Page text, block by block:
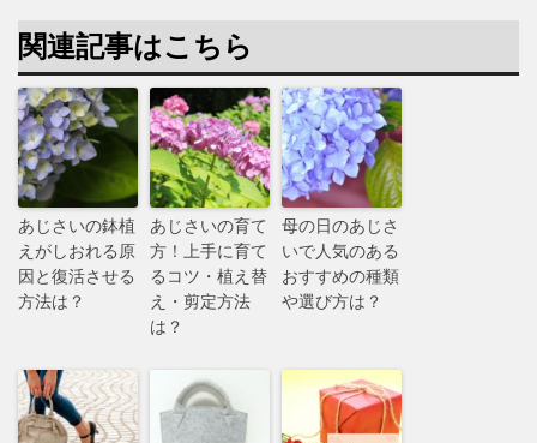
関連記事はこちら
あじさいの鉢植
えがしおれる原
因と復活させる
方法は？
あじさいの育て
方！上手に育て
るコツ・植え替
え・剪定方法
は？
母の日のあじさ
いで人気のある
おすすめの種類
や選び方は？